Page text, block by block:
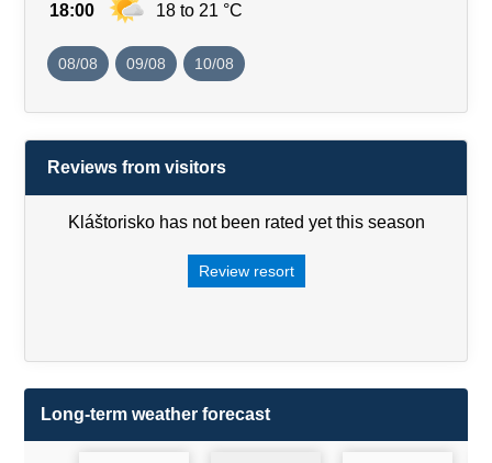
18:00 18 to 21 °C
08/08 09/08 10/08
Reviews from visitors
Kláštorisko has not been rated yet this season
Review resort
Long-term weather forecast